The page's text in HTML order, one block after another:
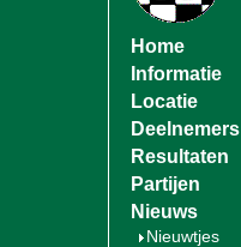
Home
Informatie
Locatie
Deelnemers
Resultaten
Partijen
Nieuws
Nieuwtjes